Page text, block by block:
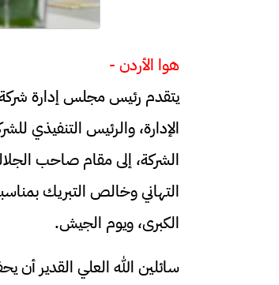
هوا الأردن -
يتقدم رئيس مجلس إدارة
الإدارة، والرئيس التنفيذي
الشركة، ​إلى مقام صاحب
التهاني وخالص التبريك
الكبرى، ويوم الجيش.
​سائلين الله العلي القدير أن